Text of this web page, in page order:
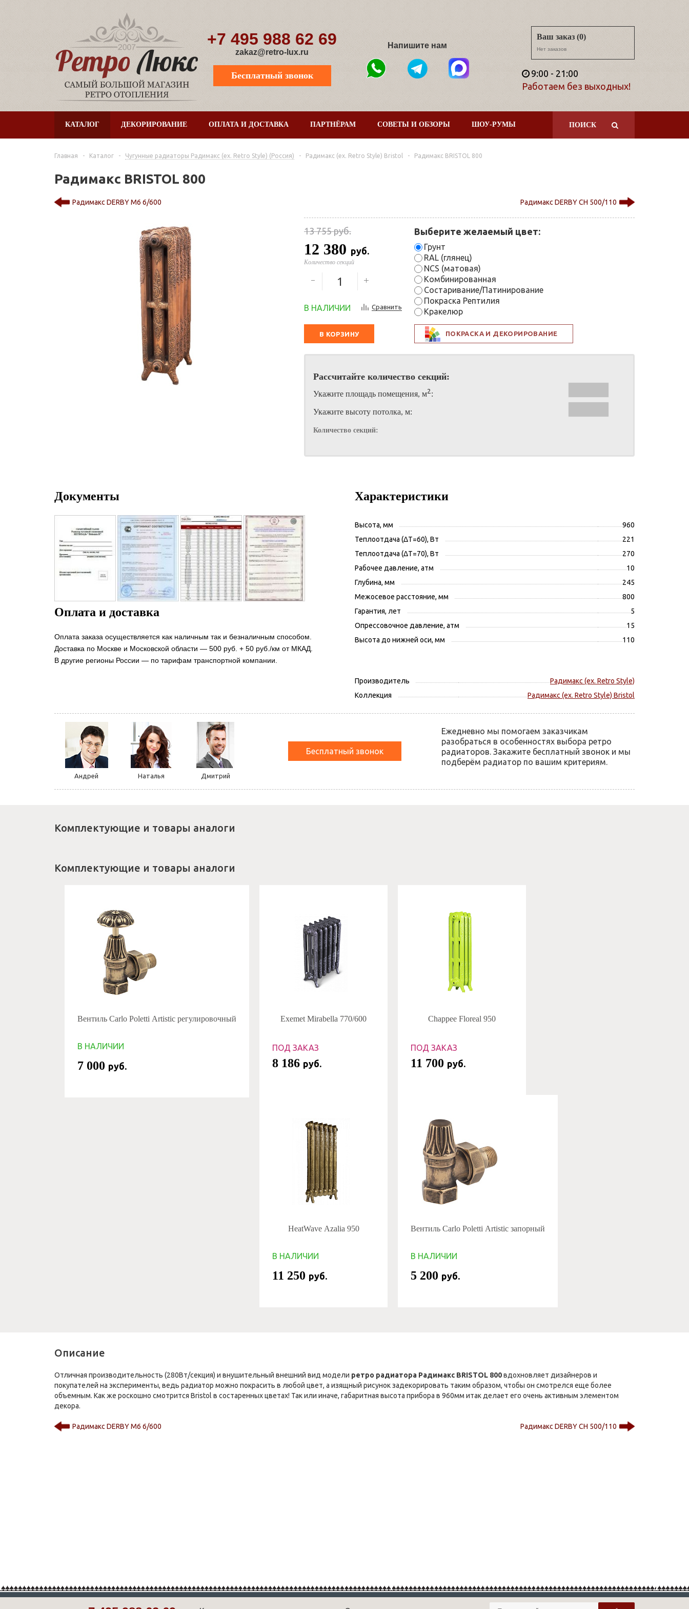
+7 495 988 62 69
zakaz@retro-lux.ru
Бесплатный звонок
Напишите нам
Ваш заказ (0)
Нет заказов
9:00 - 21:00
Работаем без выходных!
ПОИСК
КАТАЛОГ ДЕКОРИРОВАНИЕ ОПЛАТА И ДОСТАВКА ПАРТНЁРАМ СОВЕТЫ И ОБЗОРЫ ШОУ-РУМЫ
Главная - Каталог - Чугунные радиаторы Радимакс (ex. Retro Style) (Россия) - Радимакс (ex. Retro Style) Bristol - Радимакс BRISTOL 800
Радимакс BRISTOL 800
Радимакс DERBY M6 6/600 Радимакс DERBY CH 500/110
13 755руб.
12 380 руб.
Количество секций
В НАЛИЧИИ Сравнить
Выберите желаемый цвет:
Грунт
RAL (глянец)
NCS (матовая)
Комбинированная
Состаривание/Патинирование
Покраска Рептилия
Кракелюр
В КОРЗИНУ ПОКРАСКА И ДЕКОРИРОВАНИЕ
Рассчитайте количество секций:
Укажите площадь помещения, м2:
Укажите высоту потолка, м:
Количество секций:
Документы
Оплата и доставка
Оплата заказа осуществляется как наличным так и безналичным способом.
Доставка по Москве и Московской области — 500 руб. + 50 руб./км от МКАД.
В другие регионы России — по тарифам транспортной компании.
Характеристики
Высота, мм
960
Теплоотдача (ΔT=60), Вт
221
Теплоотдача (ΔT=70), Вт
270
Рабочее давление, атм
10
Глубина, мм
245
Межосевое расстояние, мм
800
Гарантия, лет
5
Опрессовочное давление, атм
15
Высота до нижней оси, мм
110
Производитель
Радимакс (ex. Retro Style)
Коллекция
Радимакс (ex. Retro Style) Bristol
Андрей Наталья Дмитрий
Бесплатный звонок
Ежедневно мы помогаем заказчикам
разобраться в особенностях выбора ретро
радиаторов. Закажите бесплатный звонок и мы
подберём радиатор по вашим критериям.
Комплектующие и товары аналоги
Комплектующие и товары аналоги
Вентиль Carlo Poletti Artistic регулировочный
В НАЛИЧИИ
7 000 руб.
Exemet Mirabella 770/600
ПОД ЗАКАЗ
8 186 руб.
Chappee Floreal 950
ПОД ЗАКАЗ
11 700 руб.
HeatWave Azalia 950
В НАЛИЧИИ
11 250 руб.
Вентиль Carlo Poletti Artistic запорный
В НАЛИЧИИ
5 200 руб.
Описание
Отличная производительность (280Вт/секция) и внушительный внешний вид модели ретро радиатора Радимакс BRISTOL 800вдохновляет дизайнеров и
покупателей на эксперименты, ведь радиатор можно покрасить в любой цвет, а изящный рисунок задекорировать таким образом, чтобы он смотрелся еще более
объемным. Как же роскошно смотрится Bristol в состаренных цветах! Так или иначе, габаритная высота прибора в 960мм итак делает его очень активным элементом
декора.
Радимакс DERBY M6 6/600 Радимакс DERBY CH 500/110